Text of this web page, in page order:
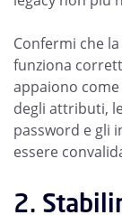
Confermi che
funziona
appaiono
degli attributi,
password e gli
essere
2.